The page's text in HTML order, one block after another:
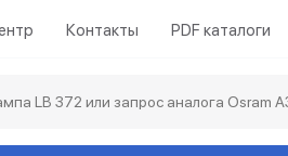
Контакты PDF каталоги